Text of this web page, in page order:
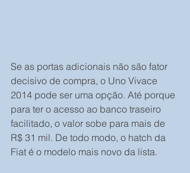
Se as portas adicionais não são fator
decisivo de compra, o Uno Vivace
2014 pode ser uma opção. Até porque
para ter o acesso ao banco traseiro
facilitado, o valor sobe para mais de
R$ 31 mil. De todo modo, o hatch da
Fiat é o modelo mais novo da lista.